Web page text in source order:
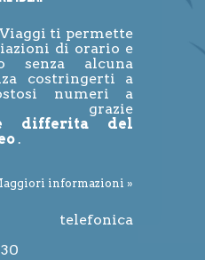
ti permette
di orario e
senza alcuna
costringerti a
numeri a
grazie
differita del
.
informazioni »
telefonica